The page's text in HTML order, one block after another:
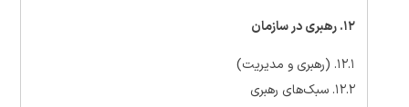
۱۲. رهبری در سازمان
۱۲.۱. (رهبری و مدیریت)
۱۲.۲. سبک‌های رهبری